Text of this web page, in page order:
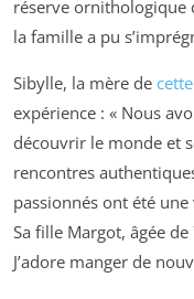
réserve ornithologique
la famille a pu
Sibylle, la mère de
expérience : « Nous
découvrir le monde et
rencontres
passionnés ont été
Sa fille Margot, âgée
J’adore manger de